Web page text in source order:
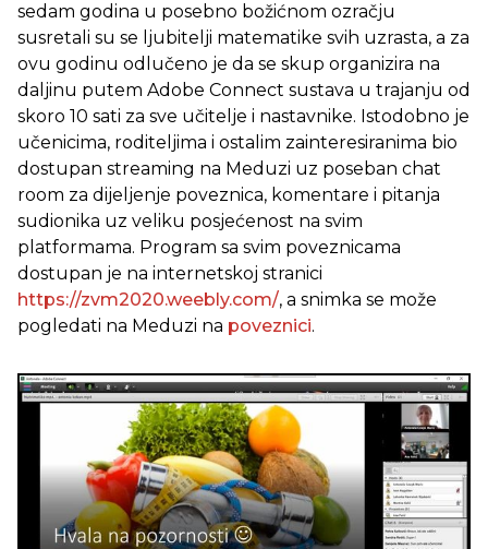
sedam godina u posebno božićnom ozračju
susretali su se ljubitelji matematike svih uzrasta, a za
ovu godinu odlučeno je da se skup organizira na
daljinu putem Adobe Connect sustava u trajanju od
skoro 10 sati za sve učitelje i nastavnike. Istodobno je
učenicima, roditeljima i ostalim zainteresiranima bio
dostupan streaming na Meduzi uz poseban chat
room za dijeljenje poveznica, komentare i pitanja
sudionika uz veliku posjećenost na svim
platformama. Program sa svim poveznicama
dostupan je na internetskoj stranici
https://zvm2020.weebly.com/, a snimka se može
pogledati na Meduzi na poveznici.